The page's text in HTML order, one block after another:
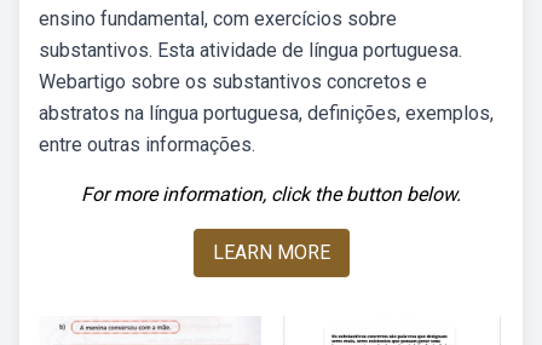
ensino fundamental, com exercícios sobre
substantivos. Esta atividade de língua portuguesa.
Webartigo sobre os substantivos concretos e
abstratos na língua portuguesa, definições, exemplos,
entre outras informações.
For more information, click the button below.
LEARN MORE